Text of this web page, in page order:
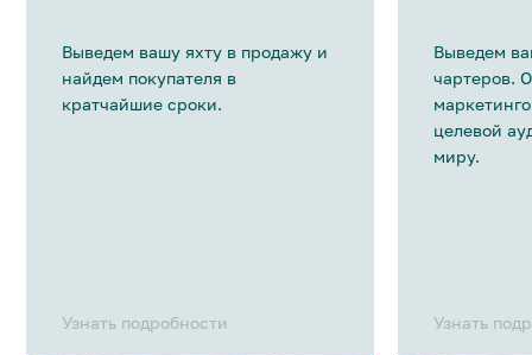
Выведем вашу яхту в продажу и
найдем покупателя в
кратчайшие сроки.
Узнать подробности
Выведем
чартеров.
целевой
миру.
Узнать